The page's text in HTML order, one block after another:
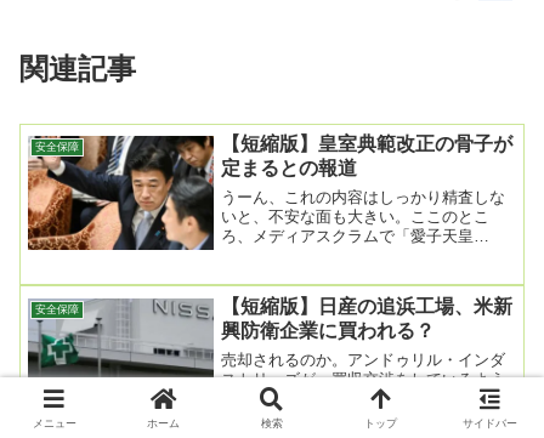
関連記事
安全保障
【短縮版】皇室典範改正の骨子が
定まるとの報道
うーん、これの内容はしっかり精査しな
いと、不安な面も大きい。ここのとこ
ろ、メディアスクラムで「愛子天皇
安全保障
【短縮版】日産の追浜工場、米新
興防衛企業に買われる？
売却されるのか。アンドゥリル・インダ
ストリーズが、買収交渉をしているよう
なんだけど、作るのは軍事用ドローンら
しいね。ところで、ロイターさんよ。キ
メニュー ホーム 検索 トップ サイドバー